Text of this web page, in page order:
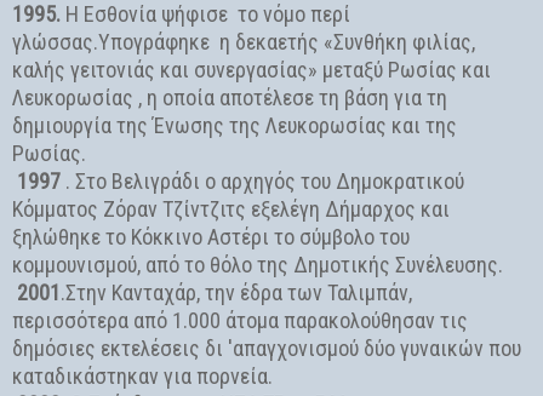
1995‎‎. Η Εσθονία‎‎ ψήφισε το νόμο περί
γλώσσας.‎Υπογράφηκε η δεκαετής «Συνθήκη φιλίας,
καλής γειτονιάς και συνεργασίας» μεταξύ ‎‎Ρωσίας‎‎ και
‎‎Λευκορωσίας‎‎ , η οποία αποτέλεσε τη βάση για τη
δημιουργία της Ένωσης της Λευκορωσίας και της
Ρωσίας.
1997 . Στο Βελιγράδι ο αρχηγός του Δημοκρατικού
Κόμματος Ζόραν Τζίντζιτς εξελέγη Δήμαρχος και
ξηλώθηκε το Κόκκινο Αστέρι το σύμβολο του
κομμουνισμού, από το θόλο της Δημοτικής Συνέλευσης.
2001.Στην Κανταχάρ, την έδρα των Ταλιμπάν,
περισσότερα από 1.000 άτομα παρακολούθησαν τις
δημόσιες εκτελέσεις δι 'απαγχονισμού δύο γυναικών που
καταδικάστηκαν για πορνεία.